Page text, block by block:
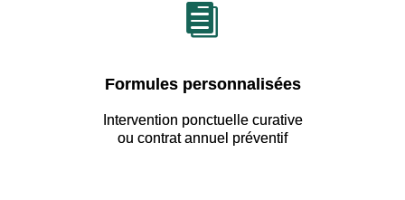

Formules personnalisées
Intervention ponctuelle curative
ou contrat annuel préventif